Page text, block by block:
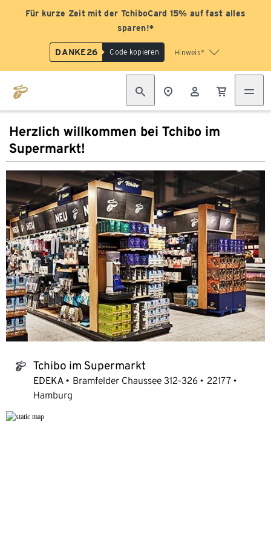
Für kurze Zeit mit der TchiboCard 15% auf fast alles
sparen!*
DANKE26 Code kopieren Hinweis*
Herzlich willkommen bei Tchibo im
Supermarkt!
tchibo_logo Tchibo im Supermarkt
EDEKA Bramfelder Chaussee 312-326
22177
Hamburg